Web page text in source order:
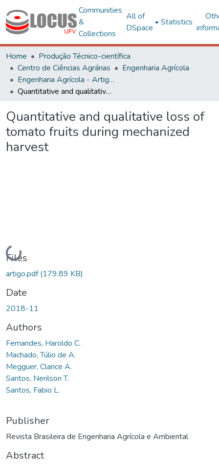
Communities
&
Collections
All of
DSpace
Statistics
Home
Produção Técnico-científica
Centro de Ciências Agrárias
Engenharia Agrícola
Engenharia Agrícola - Artigos
Quantitative and qualitative loss of tomato fruits during mechanized harvest
Quantitative and qualitative loss of
tomato fruits during mechanized
harvest
Loading...
Files
artigo.pdf(179.89 KB)
Date
2018-11
Authors
Fernandes, Haroldo C.
Machado, Túlio de A.
Megguer, Clarice A.
Santos, Nerilson T.
Santos, Fabio L.
Publisher
Revista Brasileira de Engenharia Agrícola e Ambiental
Abstract